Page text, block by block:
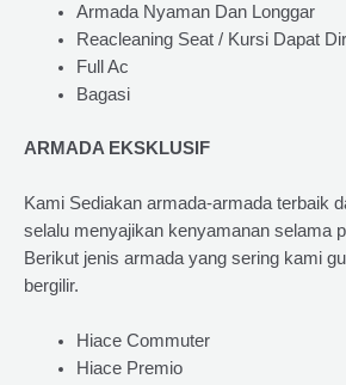
Armada Nyaman Dan Longgar
Reacleaning Seat / Kursi Dapat
Full Ac
Bagasi
ARMADA EKSKLUSIF
Kami Sediakan armada-armada terbaik
selalu menyajikan kenyamanan selama
Berikut jenis armada yang sering kami
bergilir.
Hiace Commuter
Hiace Premio